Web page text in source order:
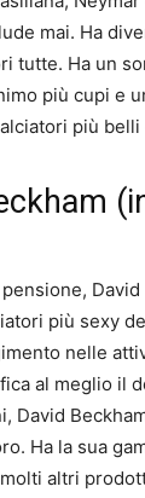
mai. Ha
tutte. Ha un
più cupi e
più
più sexy
nelle
al meglio il
David
Ha la sua
altri